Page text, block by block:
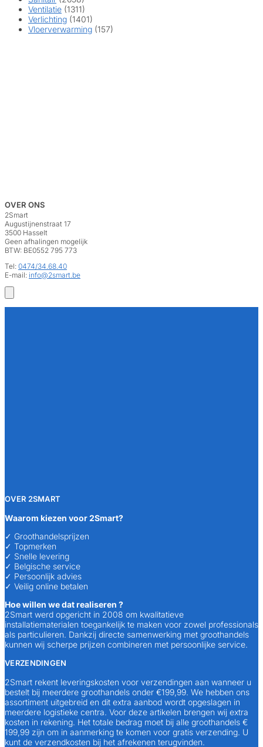
Ventilatie (1311)
Verlichting (1401)
Vloerverwarming (157)
OVER ONS
2Smart
Augustijnenstraat 17
3500 Hasselt
Geen afhalingen mogelijk
BTW: BE0552 795 773
Tel: 0474/34.68.40
E-mail: info@2smart.be
OVER 2SMART
Waarom kiezen voor 2Smart?
✓ Groothandelsprijzen
✓ Topmerken
✓ Snelle levering
✓ Belgische service
✓ Persoonlijk advies
✓ Veilig online betalen
Hoe willen we dat realiseren ?
2Smart werd opgericht in 2008 om kwalitatieve
installatiematerialen toegankelijk te maken voor zowel professionals
als particulieren. Dankzij directe samenwerking met groothandels
kunnen wij scherpe prijzen combineren met persoonlijke service.
VERZENDINGEN
2Smart rekent leveringskosten voor verzendingen aan wanneer u
bestelt bij meerdere groothandels onder €199,99. We hebben ons
assortiment uitgebreid en dit extra aanbod wordt opgeslagen in
meerdere logistieke centra. Voor deze artikelen brengen wij extra
kosten in rekening. Het totale bedrag moet bij alle groothandels €
199,99 zijn om in aanmerking te komen voor gratis verzending. U
kunt de verzendkosten bij het afrekenen terugvinden.